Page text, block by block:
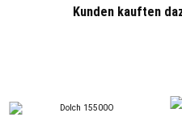
Kunden kauften